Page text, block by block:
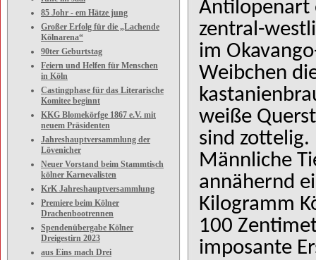
85 Johr - em Hätze jung
Großer Erfolg für die „Lachende
Kölnarena“
90ter Geburtstag
Feiern und Helfen für Menschen
in Köln
Castingphase für das Literarische
Komitee beginnt
KKG Blomekörfge 1867 e.V. mit
neuem Präsidenten
Jahreshauptversammlung der
Lövenicher
Neuer Vorstand beim Stammtisch
kölner Karnevalisten
KrK Jahreshauptversammlung
Premiere beim Kölner
Drachenbootrennen
Spendenübergabe Kölner
Dreigestirn 2023
aus Eins mach Drei
Antilopenart
zentral-
im
Weibchen
weiße
sind zottelig.
Männliche
annähernd
Kilogramm
100
imposante